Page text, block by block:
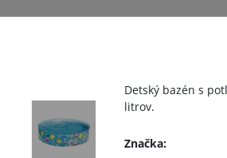
Detský bazén s
litrov.
Značka: